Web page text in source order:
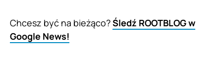
Chcesz być na bieżąco?Śledź ROOTBLOG w
Google News!